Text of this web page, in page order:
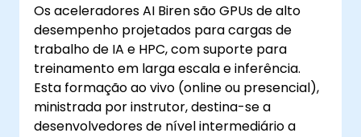
Os aceleradores AI Biren são GPUs de alto
desempenho projetados para cargas de
trabalho de IA e HPC, com suporte para
treinamento em larga escala e inferência.
Esta formação ao vivo (online ou presencial),
ministrada por instrutor, destina-se a
desenvolvedores de nível intermediário a